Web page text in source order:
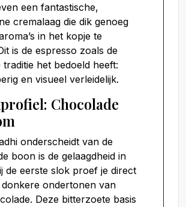
een fantastische,
cremalaag die dik genoeg
in het kopje te
is de espresso zoals de
traditie het bedoeld heeft:
en visueel verleidelijk.
Chocolade
onderscheidt van de
boon is de gelaagdheid in
de eerste slok proef je direct
donkere ondertonen van
Deze bitterzoete basis